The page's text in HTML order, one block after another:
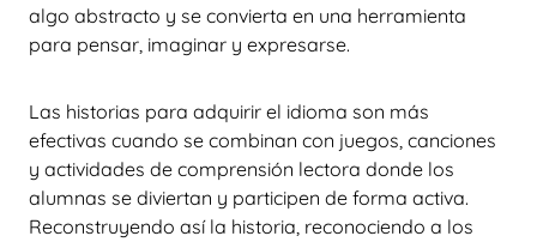
algo abstracto y se convierta en una herramienta
para pensar, imaginar y expresarse.
Las historias para adquirir el idioma son más
efectivas cuando se combinan con juegos, canciones
y actividades de comprensión lectora donde los
alumnas se diviertan y participen de forma activa.
Reconstruyendo así la historia, reconociendo a los